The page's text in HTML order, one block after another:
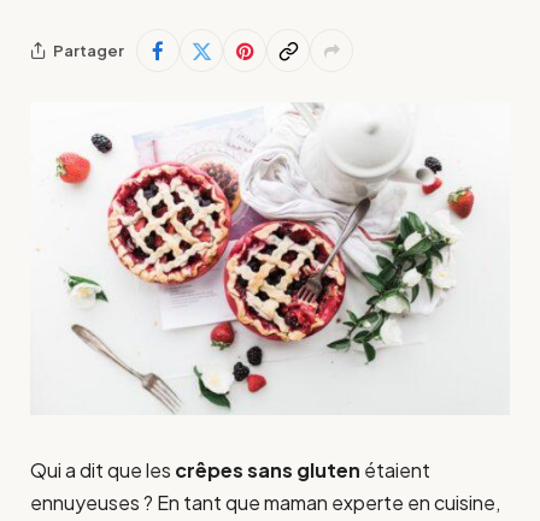
Partager
Qui a dit que les crêpes sans gluten étaient
ennuyeuses ? En tant que maman experte en cuisine,